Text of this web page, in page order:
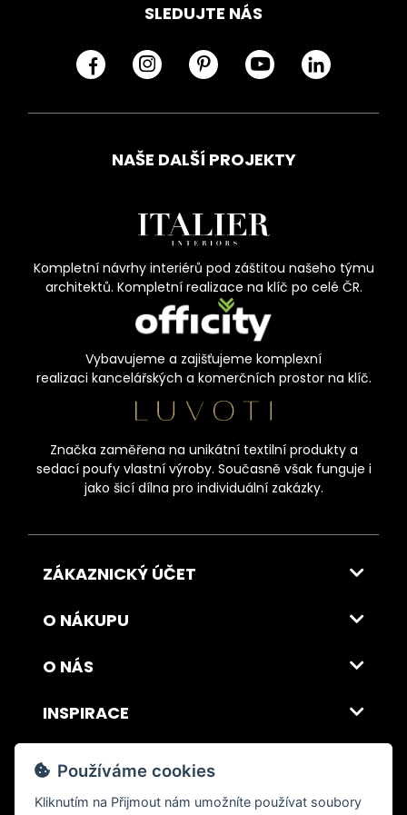
SLEDUJTE NÁS
NAŠE DALŠÍ PROJEKTY
Kompletní návrhy interiérů pod záštitou našeho týmu
architektů. Kompletní realizace na klíč po celé ČR.
Vybavujeme a zajišťujeme komplexní
realizaci kancelářských a komerčních prostor na klíč.
Značka zaměřena na unikátní textilní produkty a
sedací poufy vlastní výroby. Současně však funguje i
jako šicí dílna pro individuální zakázky.
ZÁKAZNICKÝ ÚČET
O NÁKUPU
O NÁS
INSPIRACE
DOPRAVA A PLATBA
Používáme cookies
Kliknutím na Přijmout nám umožníte používat soubory